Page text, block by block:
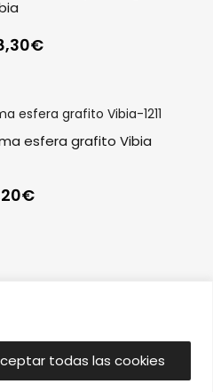
todas las cookies
€
esfera grafito Vibia
€